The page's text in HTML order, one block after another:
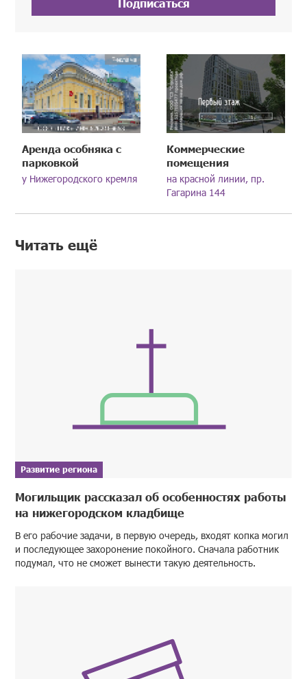
Подписаться
Аренда особняка с
парковкой
у Нижегородского кремля
Коммерческие
помещения
на красной линии, пр.
Гагарина 144
Читать ещё
Развитие региона
Могильщик рассказал об особенностях работы
на нижегородском кладбище
В его рабочие задачи, в первую очередь, входят копка могил
и последующее захоронение покойного. Сначала работник
подумал, что не сможет вынести такую деятельность.